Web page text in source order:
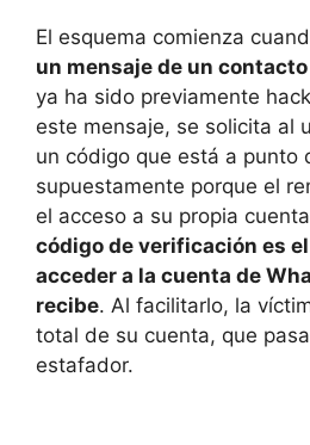
El esquema comienza
un mensaje de un
ya ha sido previamente
este mensaje, se solicita al
un código que está a punto
supuestamente porque el
el acceso a su propia
código de verificación es
acceder a la cuenta de
recibe. Al facilitarlo, la
total de su cuenta, que
estafador.